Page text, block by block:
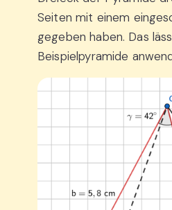
Seiten mit einem
gegeben haben. Das
Beispielpyramide